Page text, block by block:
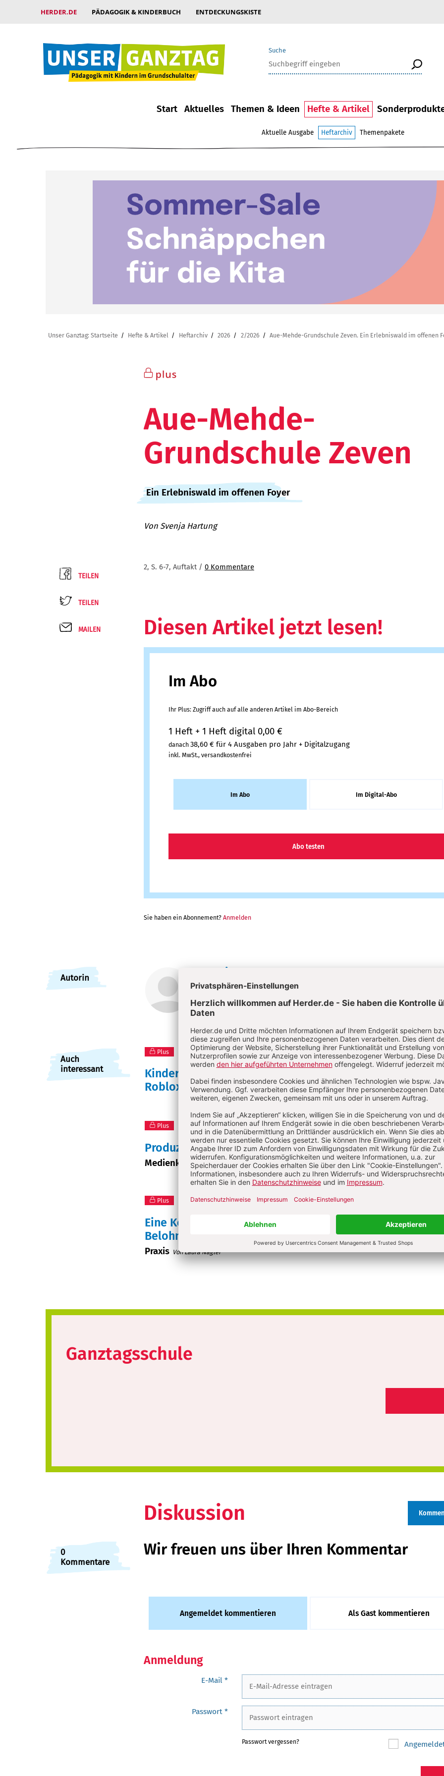
HERDER.DE PÄDAGOGIK & KINDERBUCH ENTDECKUNGSKISTE
Suche
Start Aktuelles Themen & Ideen Hefte & Artikel
Aktuelle Ausgabe Heftarchiv Themenpakete
Unser Ganztag: Startseite Hefte & Artikel Heftarchiv 2026 2/2026 Aue-Mehde-Grundschule Zeven. Ein Erlebniswald im offenen
Aue-Mehde-
Grundschule Zeven
:
Ein Erlebniswald im offenen Foyer
Von Svenja Hartung
2, S. 6-7, Auftakt / 0 Kommentare
Diesen Artikel jetzt lesen!
Im Abo
Ihr Plus: Zugriff auch auf alle anderen Artikel im Abo-Bereich
1 Heft + 1 Heft digital 0,00 €
danach38,60 € für 4 Ausgaben pro Jahr + Digitalzugang
inkl. MwSt., versandkostenfrei
Im Abo Im Digital-Abo
Abo testen
Sie haben ein Abonnement? Anmelden
TEILEN
TEILEN
MAILEN
Überschrift
Autorin Svenja Hartung
Auch
interessant
Plus 2/2026: TikTok, YouTube & Co. Medienkonsum von Grundschulkindern S. 30-31
Kinder verschaffen sich Zugang zur Spieleplattform
Roblox
Knackpunkt aus der Praxis Von Klaus Lutz
Plus 2/2026: TikTok, YouTube & Co. Medienkonsum von Grundschulkindern S. 24-27
Produzieren statt konsumieren:Wie eine Ganztagsschule den
Medienkompetenzrahmen umsetzt Von Jarka Bergfeld, Alesia Fedarenka
Plus 2/2026: TikTok, YouTube & Co. Medienkonsum von Grundschulkindern
Eine Kollegin möchte Smartphonezeiten als
Belohnungssystem für die Kinder einführen:Knackpunkt
Praxis Von Laura Nagler
Ganztagsschule
Diskussion
0
Kommentare
Wir freuen uns über Ihren Kommentar
Angemeldet kommentieren Als Gast kommentieren
Anmeldung
E-Mail*
Passwort*
Passwort vergessen?